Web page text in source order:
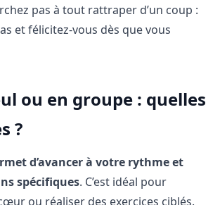
pas à tout rattraper d’un coup :
et félicitez-vous dès que vous
ou en groupe : quelles
?
d’avancer à votre rythme et
spécifiques. C’est idéal pour
ou réaliser des exercices ciblés.